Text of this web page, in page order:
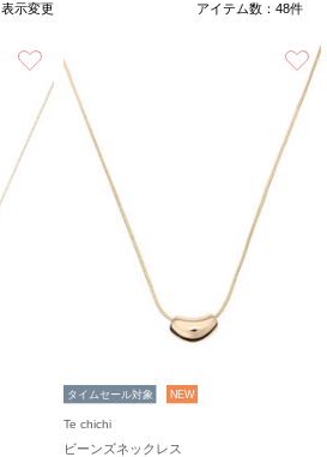
表示変更 アイテム数： 48件
タイムセール対象 NEW
Te chichi
ビーンズネックレス